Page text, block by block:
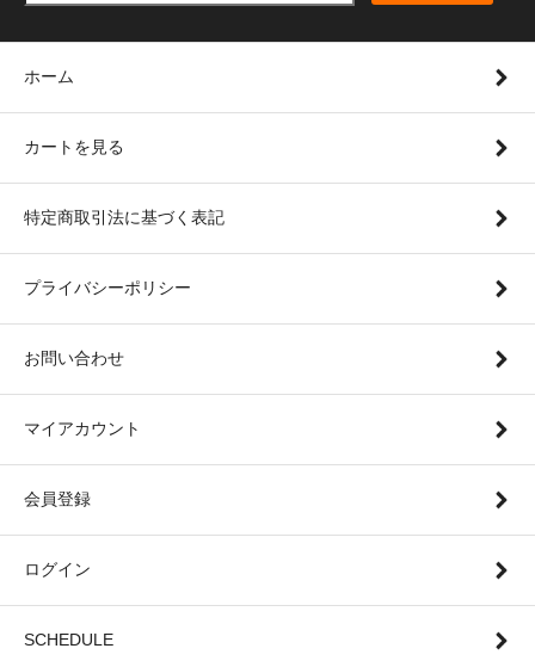
ホーム
カートを見る
特定商取引法に基づく表記
プライバシーポリシー
お問い合わせ
マイアカウント
会員登録
ログイン
SCHEDULE